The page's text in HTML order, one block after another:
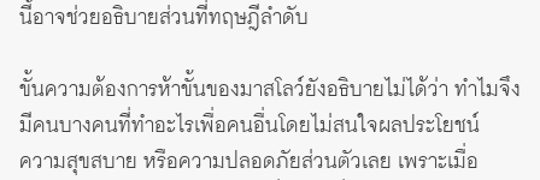
นี้อาจช่วยอธิบายส่วนที่ทฤษฎีลำดับ
ขั้นความต้องการห้าขั้นของมาสโลว์ยังอธิบายไม่ได้ว่า ทำไมจึง
มีคนบางคนที่ทำอะไรเพื่อคนอื่นโดยไม่สนใจผลประโยชน์
ความสุขสบาย หรือความปลอดภัยส่วนตัวเลย เพราะเมื่อ